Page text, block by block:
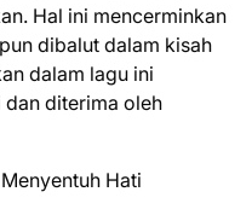
Hal ini mencerminkan
dibalut dalam kisah
dalam lagu ini
diterima oleh
Hati